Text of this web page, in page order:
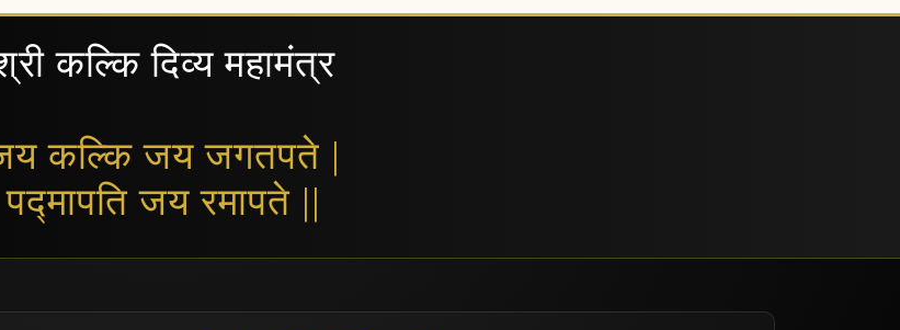
कल्कि दिव्य महामंत्र
कल्कि जय जगतपते |
पद्मापति जय रमापते ||